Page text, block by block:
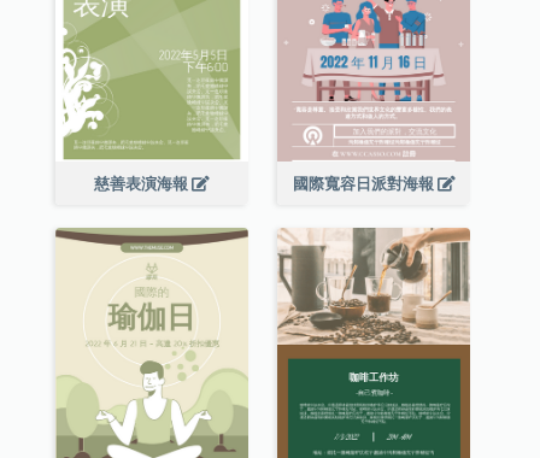
慈善表演海報 國際寬容日派對海報